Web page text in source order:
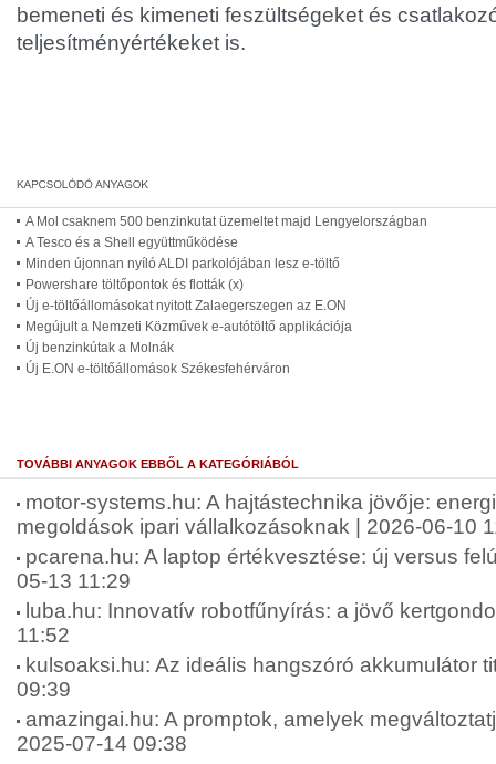
bemeneti és kimeneti feszültségeket és
teljesítményértékeket is.
A Mol csaknem 500 benzinkutat üzemeltet majd Lengyelországban
A Tesco és a Shell együttműködése
Minden újonnan nyíló ALDI parkolójában lesz e-töltő
Powershare töltőpontok és flották (x)
Új e-töltőállomásokat nyitott Zalaegerszegen az E.ON
Megújult a Nemzeti Közművek e-autótöltő applikációja
Új benzinkútak a Molnák
Új E.ON e-töltőállomások Székesfehérváron
TOVÁBBI ANYAGOK EBBŐL A KATEGÓRIÁBÓL
motor-systems.hu: A hajtástechnika jövője:
megoldások ipari vállalkozásoknak | 2026-06-10
pcarena.hu: A laptop értékvesztése: új versus
05-13 11:29
luba.hu: Innovatív robotfűnyírás: a jövő
11:52
kulsoaksi.hu: Az ideális hangszóró akkumulátor
09:39
amazingai.hu: A promptok, amelyek
2025-07-14 09:38